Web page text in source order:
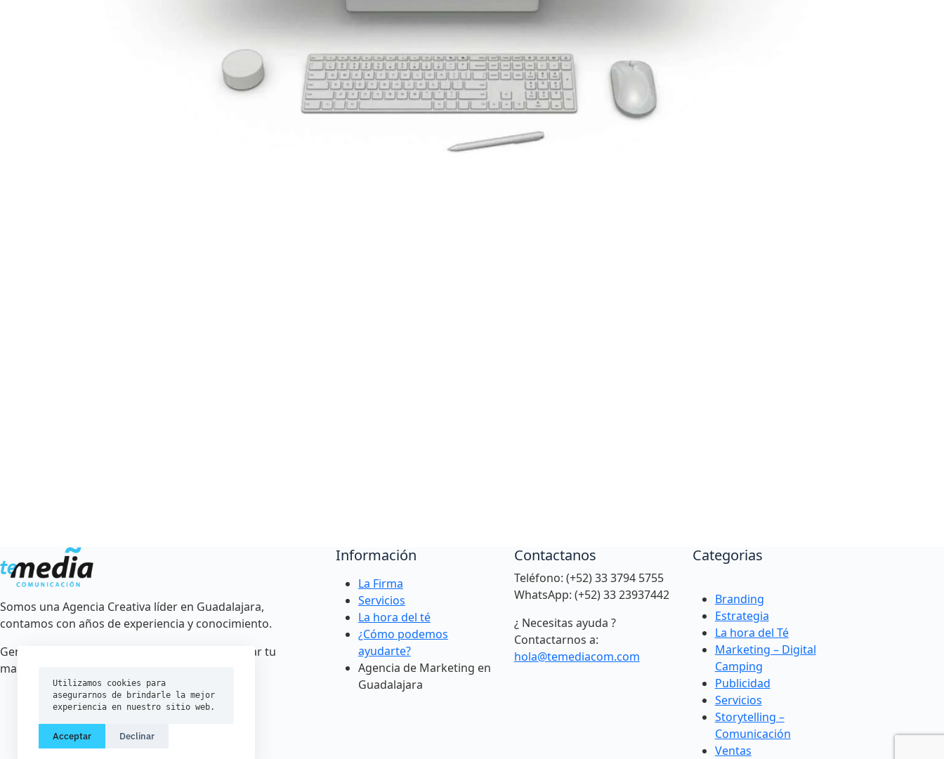
Utilizamos cookies para
asegurarnos de brindarle la mejor
experiencia en nuestro sitio web.
Acceptar Declinar
Somos una Agencia Creativa líder en Guadalajara,
contamos con años de experiencia y conocimiento.
Generamos estrategias creativas para posicionar tu
marca.
Información
La Firma
Servicios
La hora del té
¿Cómo podemos
ayudarte?
Agencia de Marketing en
Guadalajara
Contactanos
Teléfono: (+52) 33 3794 5755
WhatsApp: (+52) 33 23937442
¿ Necesitas ayuda ?
Contactarnos a:
hola@temediacom.com
Categorias
Branding
Estrategia
La hora del Té
Marketing – Digital
Camping
Publicidad
Servicios
Storytelling –
Comunicación
Ventas